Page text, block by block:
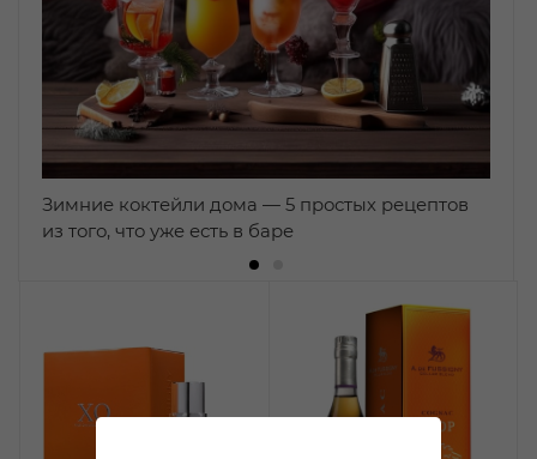
Зимние коктейли дома — 5 простых рецептов
из того, что уже есть в баре